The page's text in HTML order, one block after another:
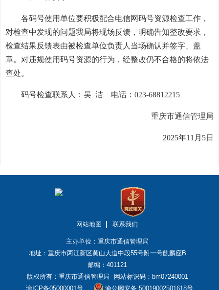
各码号使用单位要积极配合电信网码号资源检查工作，
对检查中发现的问题我局将现场反馈，明确告知整改要求，
检查结果反馈表由被检查单位负责人当场确认并签字、盖
章。对违规使用码号资源的行为，经整改仍不合格的将依法
查处。
码号检查联系人：吴 洁 电话：023-68812215
重庆市通信管理局
2025年11月5日
网站地图 联系我们
主办单位：重庆市通信管理局
地址：重庆市两江新区黄山大道中段55号附一号麒麟座B
邮编：401121
版权所有：重庆市通信管理局
网站标识码：bm07240001
渝ICP备05000001号
渝公网安备 50019002501618号